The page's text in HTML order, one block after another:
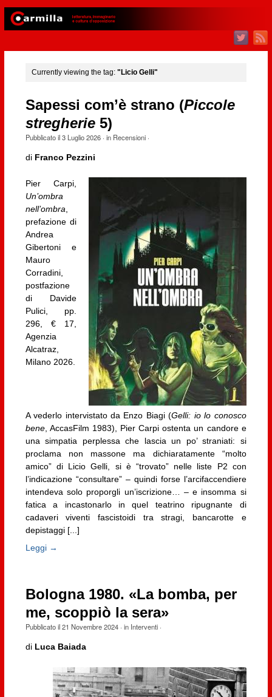
Currently viewing the tag: "Licio Gelli"
Sapessi com’è strano (Piccole
stregherie5)
Pubblicato il3 Luglio 2026· in Recensioni·
di Franco Pezzini
Pier Carpi,
Un’ombra
nell’ombra,
prefazione di
Andrea
Gibertoni e
Mauro
Corradini,
postfazione
di Davide
Pulici, pp.
296, € 17,
Agenzia
Alcatraz,
Milano 2026.
A vederlo intervistato da Enzo Biagi (Gelli: io lo conosco
bene, AccasFilm 1983), Pier Carpi ostenta un candore e
una simpatia perplessa che lascia un po’ straniati: si
proclama non massone ma dichiaratamente “molto
amico” di Licio Gelli, si è “trovato” nelle liste P2 con
l’indicazione “consultare” – quindi forse l’arcifaccendiere
intendeva solo proporgli un’iscrizione… – e insomma si
fatica a incastonarlo in quel teatrino ripugnante di
cadaveri viventi fascistoidi tra stragi, bancarotte e
depistaggi [...]
Leggi →
Bologna 1980. «La bomba, per
me, scoppiò la sera»
Pubblicato il21 Novembre 2024· in Interventi·
di Luca Baiada